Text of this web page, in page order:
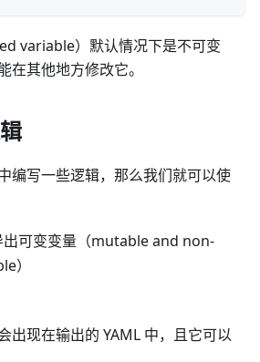
variable）默认情况下是不可变
在其他地方修改它。
编写一些逻辑，那么我们就可以使
出可变变量（mutable and non-
）
出现在输出的 YAML 中，且它可以